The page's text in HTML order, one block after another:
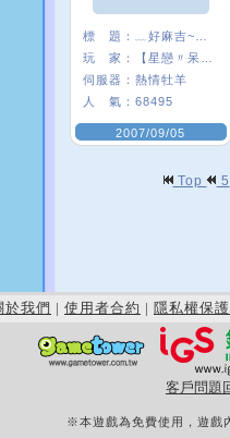
標 題：
玩 家：
伺服器： 熱情牡羊
人 氣： 68495
2007/09/05
Top 5
於我們 | 使用者合約 | 隱私權保護
客戶問題
※本遊戲為免費使用，遊戲